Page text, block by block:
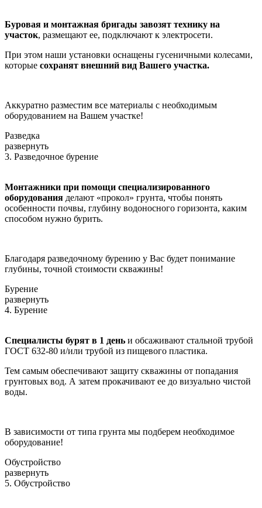
Буровая и монтажная бригады завозят технику на
участок, размещают ее, подключают к электросети.
При этом наши установки оснащены гусеничными колесами,
которые сохранят внешний вид Вашего участка.
Аккуратно разместим все материалы с необходимым
оборудованием на Вашем участке!
Разведка
развернуть
3. Разведочное бурение
Монтажники при помощи специализированного
оборудования делают «прокол» грунта, чтобы понять
особенности почвы, глубину водоносного горизонта, каким
способом нужно бурить.
Благодаря разведочному бурению у Вас будет понимание
глубины, точной стоимости скважины!
Бурение
развернуть
4. Бурение
Специалисты бурят в 1 день и обсаживают стальной трубой
ГОСТ 632-80 и/или трубой из пищевого пластика.
Тем самым обеспечивают защиту скважины от попадания
грунтовых вод. А затем прокачивают ее до визуально чистой
воды.
В зависимости от типа грунта мы подберем необходимое
оборудование!
Обустройство
развернуть
5. Обустройство